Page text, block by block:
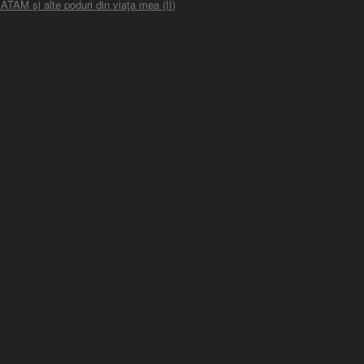
şi alte poduri din viaţa mea (II)